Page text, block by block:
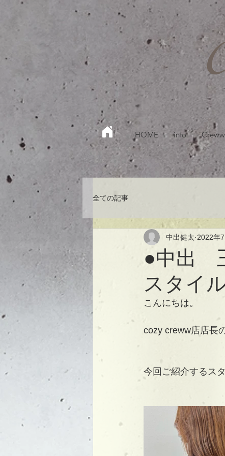
HOME info
全ての記事
●中出
スタイル
中出健太 2022年
こんにちは。
cozy creww店店長
今回ご紹介するス